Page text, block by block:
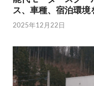
ス、車種、宿泊環境
2025年12月22日